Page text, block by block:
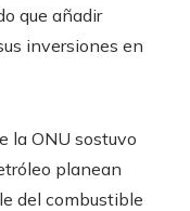
que añadir
inversiones en
la ONU sostuvo
planean
del combustible